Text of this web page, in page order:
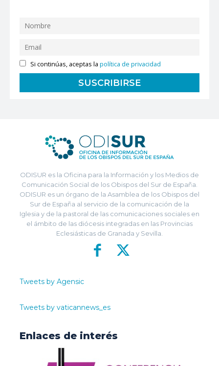
Si continúas, aceptas lapolítica de privacidad
ODISUR es la Oficina para la Información y los Medios de
Comunicación Social de los Obispos del Sur de España.
ODISUR es un órgano de la Asamblea de los Obispos del
Sur de España al servicio de la comunicación de la
Iglesia y de la pastoral de las comunicaciones sociales en
el ámbito de las diócesis integradas en las Provincias
Eclesiásticas de Granada y Sevilla.
Tweets by Agensic
Tweets by vaticannews_es
Enlaces de interés